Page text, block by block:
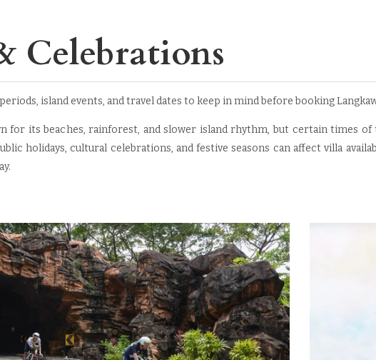
Celebrations
island events, and travel dates to keep in mind before booking
for its beaches, rainforest, and slower island rhythm, but certain times
holidays, cultural celebrations, and festive seasons can affect villa